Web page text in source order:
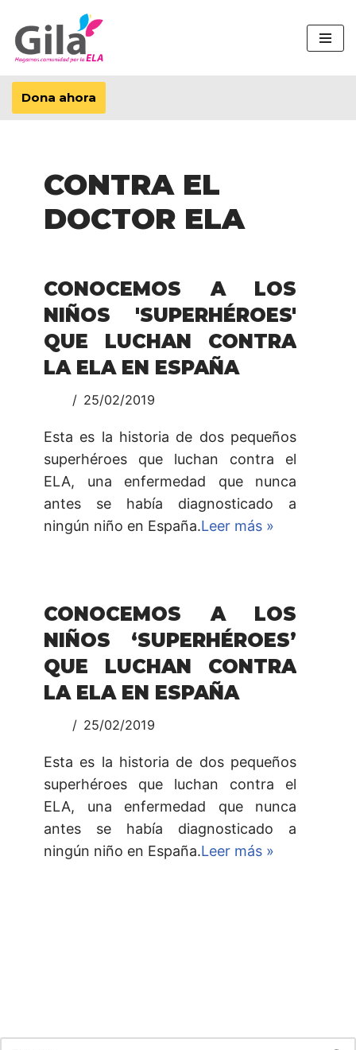
Saltar
al
contenido
Dona ahora
CONTRA EL
DOCTOR ELA
CONOCEMOS A LOS
NIÑOS 'SUPERHÉROES'
QUE LUCHAN CONTRA
LA ELA EN ESPAÑA
25/02/2019
Esta es la historia de dos pequeños
superhéroes que luchan contra el
ELA, una enfermedad que nunca
antes se había diagnosticado a
ningún niño en España.Leer más »
CONOCEMOS A LOS
NIÑOS ‘SUPERHÉROES’
QUE LUCHAN CONTRA
LA ELA EN ESPAÑA
25/02/2019
Esta es la historia de dos pequeños
superhéroes que luchan contra el
ELA, una enfermedad que nunca
antes se había diagnosticado a
ningún niño en España.Leer más »